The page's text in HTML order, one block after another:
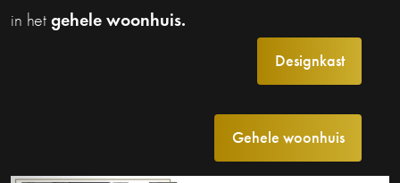
in het gehele woonhuis.
Designkast
Gehele woonhuis